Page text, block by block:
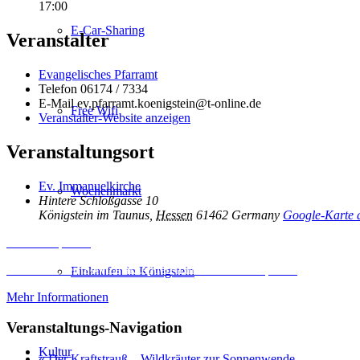
E-Car-Sharing
Free Wifi
Wochenmarkt
Einkaufen in Königstein
Kultur
17:00
Veranstalter
Evangelisches Pfarramt
Telefon 06174 / 7334
E-Mailev.pfarramt.koenigstein@t-online.de
Veranstalter-Website anzeigen
Veranstaltungsort
Ev. Immanuelkirche
Hintere Schloßgasse 10
Königstein im Taunus Hessen 61462 Germany Google-Karte
Erforderlichen Service akzeptieren und Inhalte entsperren
Mehr Informationen
Veranstaltungs-Navigation